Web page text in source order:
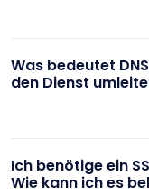
Was bedeutet
den Dienst
Ich benötige ein
Wie kann ich es